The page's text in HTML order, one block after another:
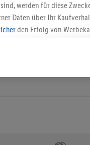
werden für diese
Daten über Ihr
den Erfolg von
Profilen. Dies umfasst
in den Lidl-Diensten,
auch über
der Werbung, zur
Optimierung dieser